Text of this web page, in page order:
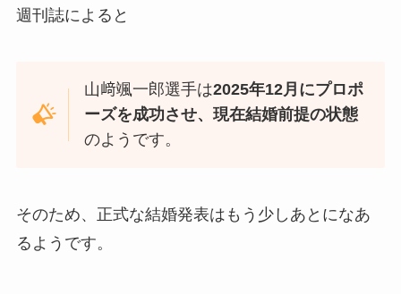
週刊誌によると
山﨑颯一郎選手は2025年12月にプロポ
ーズを成功させ、現在結婚前提の状態
のようです。
そのため、正式な結婚発表はもう少しあとになあ
るようです。